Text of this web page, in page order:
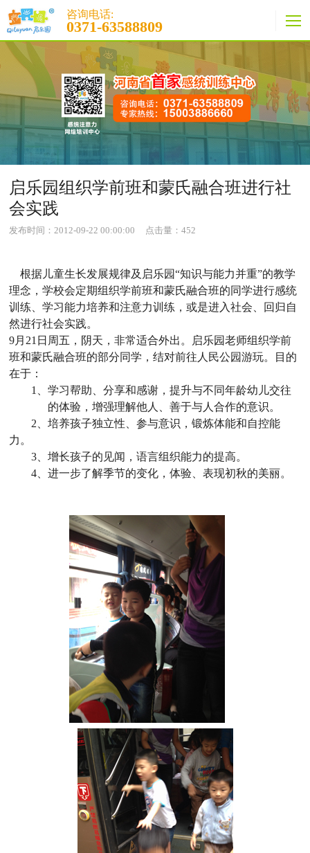
咨询电话:
0371-63588809
启乐园组织学前班和蒙氏融合班进行社
会实践
发布时间：2012-09-22 00:00:00 点击量：452
根据儿童生长发展规律及启乐园“知识与能力并重”的教学
理念，学校会定期组织学前班和蒙氏融合班的同学进行感统
训练、学习能力培养和注意力训练，或是进入社会、回归自
然进行社会实践。
9月 21 日 周五，阴天，非常适合外出。启乐园老师组织学前
班和蒙氏融合班的部分同学，结对前往人民公园游玩。目的
在于：
1
、学习帮助、分享和感谢，提升与不同年龄幼儿交往
的体验，增强理解他人、善于与人合作的意识。
2 、培养孩子独立性、参与意识，锻炼体能和自控能
力。
3 、增长孩子的见闻，语言组织能力的提高。
4 、进一步了解季节的变化，体验、表现初秋的美丽。